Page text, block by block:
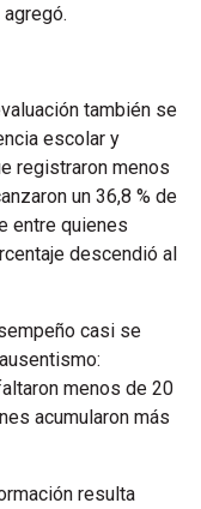
también se
escolar y
registraron menos
un 36,8 % de
entre quienes
descendió al
casi se
menos de 20
acumularon más
resulta